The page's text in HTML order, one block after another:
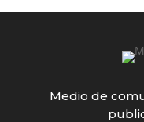
Medio de